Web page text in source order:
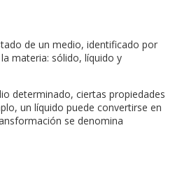
de un medio, identificado por
materia: sólido, líquido y
determinado, ciertas propiedades
un líquido puede convertirse en
se denomina